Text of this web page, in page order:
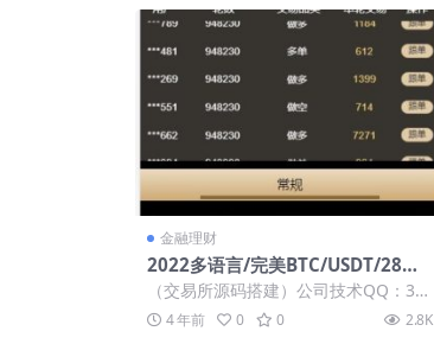
金融理财
2022多语言/完美BTC/USDT/28伪
交易所【商业运营】
（交易所源码搭建）公司技术QQ：34
401713，最新版源码 源码说明: 这套
东...4 年前 0 0 2.8K